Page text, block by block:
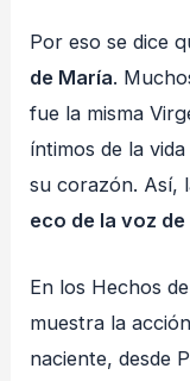
Por eso se dice
de María.
fue la misma
íntimos de la
su corazón. Así,
eco de la voz
En los Hechos
muestra la
naciente, desde